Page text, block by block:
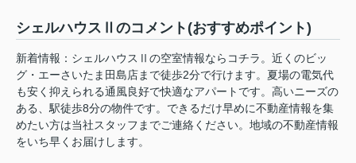
シェルハウスⅡのコメント(おすすめポイント)
新着情報：シェルハウスⅡの空室情報ならコチラ。近くのビッ
グ・エーさいたま田島店まで徒歩2分で行けます。夏場の電気代
も安く抑えられる通風良好で快適なアパートです。高いニーズの
ある、駅徒歩8分の物件です。できるだけ早めに不動産情報を集
めたい方は当社スタッフまでご連絡ください。地域の不動産情報
をいち早くお届けします。